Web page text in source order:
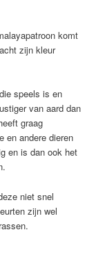
komt
zijn kleur
speels is en
van aard dan
graag
en andere dieren
en is dan ook het
niet snel
zijn wel